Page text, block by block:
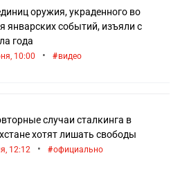
оружия, украденного во
январских событий, изъяли с
года
10:00 • видео
случаи сталкинга в
хотят лишать свободы
12:12 • официально